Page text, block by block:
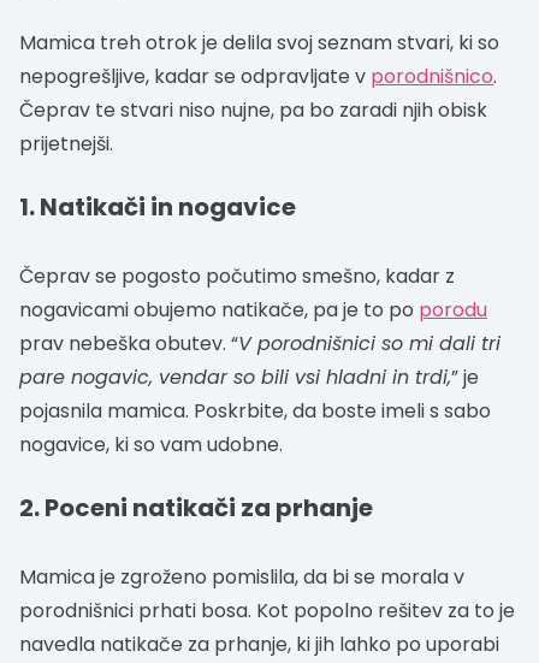
Mamica treh otrok je delila svoj seznam stvari, ki so
nepogrešljive, kadar se odpravljate v porodnišnico.
Čeprav te stvari niso nujne, pa bo zaradi njih obisk
prijetnejši.
1. Natikači in nogavice
Čeprav se pogosto počutimo smešno, kadar z
nogavicami obujemo natikače, pa je to po porodu
prav nebeška obutev. “V porodnišnici so mi dali tri
pare nogavic, vendar so bili vsi hladni in trdi,” je
pojasnila mamica. Poskrbite, da boste imeli s sabo
nogavice, ki so vam udobne.
2. Poceni natikači za prhanje
Mamica je zgroženo pomislila, da bi se morala v
porodnišnici prhati bosa. Kot popolno rešitev za to je
navedla natikače za prhanje, ki jih lahko po uporabi